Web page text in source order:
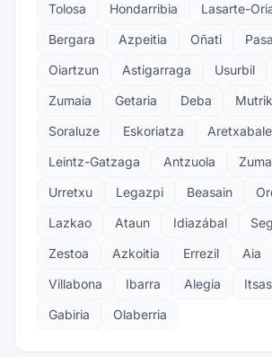
Tolosa
Hondarribia Lasarte-
Bergara
Azpeitia Oñati
Oiartzun
Astigarraga Usurbil
Zumaia
Getaria Deba
Soraluze
Eskoriatza
Leintz-Gatzaga
Antzuola
Urretxu
Legazpi Beasain
Lazkao
Ataun Idiazábal
Zestoa
Azkoitia Errezil Aia
Villabona
Ibarra Alegia
Gabiria
Olaberria